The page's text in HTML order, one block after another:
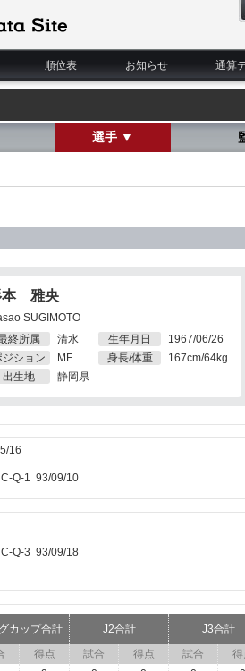
順位表 お知らせ 通算
選手 ▼
本 雅央
SUGIMOTO
終所属
清水
ジション
MF
出生地
静岡県
生年月日
1967/06/26
身長/体重
167cm/64kg
16
Q-1 93/09/10
Q-3 93/09/18
カップ合計 J2合計
J3合計
得点 試合 得点 試合
得